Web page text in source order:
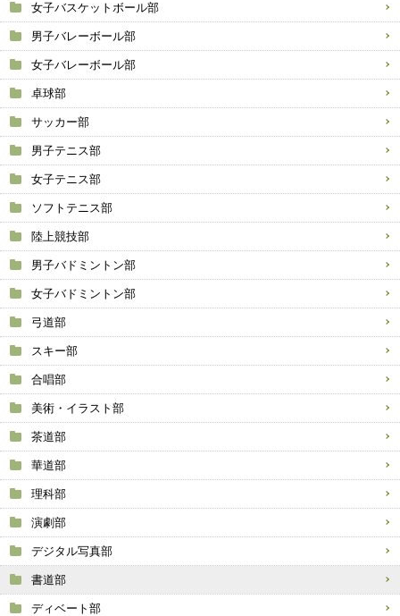
女子バスケットボール部
男子バレーボール部
女子バレーボール部
卓球部
サッカー部
男子テニス部
女子テニス部
ソフトテニス部
陸上競技部
男子バドミントン部
女子バドミントン部
弓道部
スキー部
合唱部
美術・イラスト部
茶道部
華道部
理科部
演劇部
デジタル写真部
書道部
ディベート部